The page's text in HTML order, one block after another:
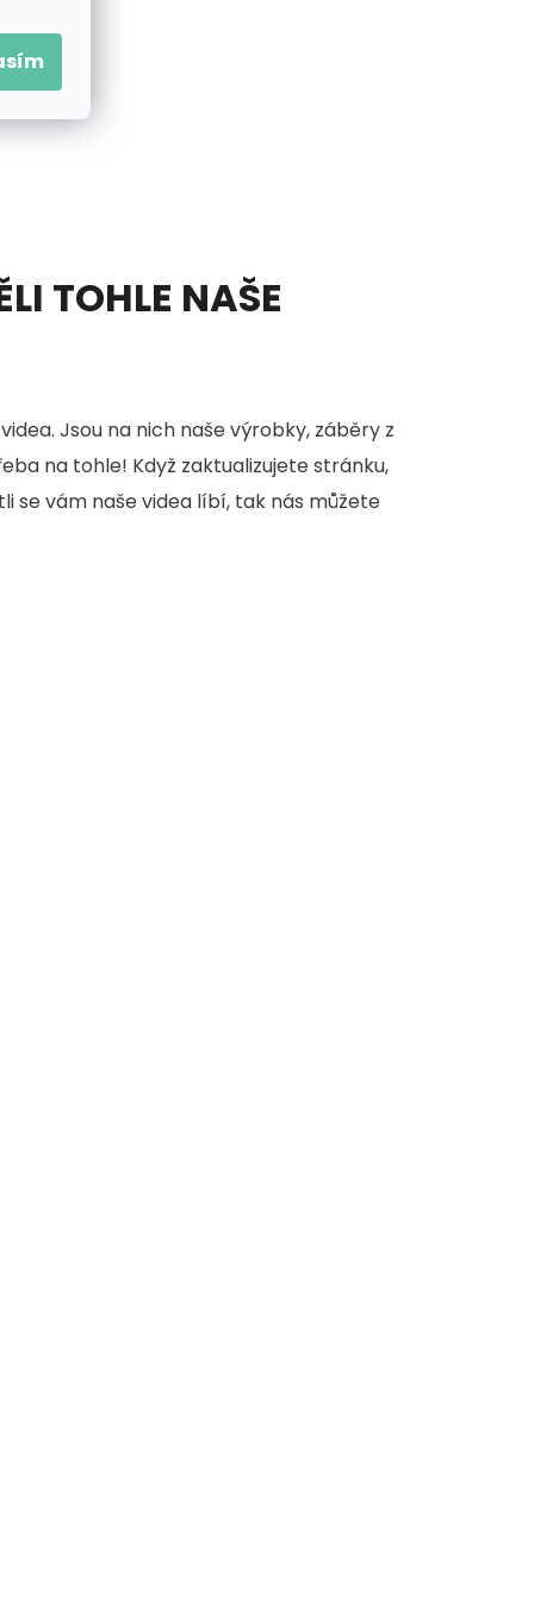
TOHLE NAŠE
Jsou na nich naše výrobky, záběry z
na tohle! Když zaktualizujete stránku,
se vám naše videa líbí, tak nás můžete